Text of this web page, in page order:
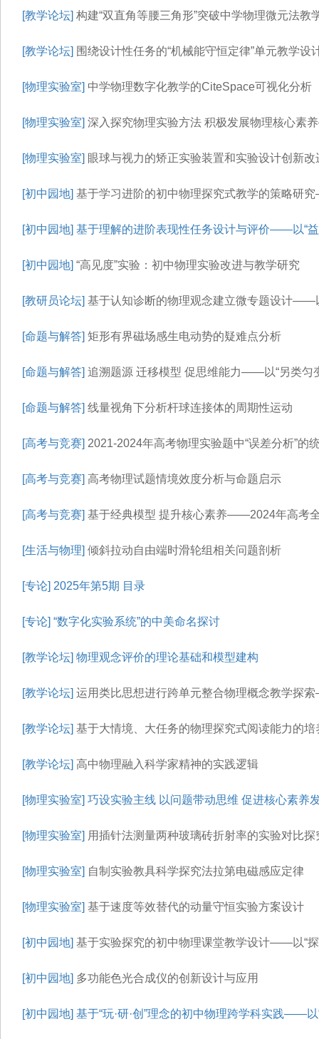
[教学论坛] 构建“双直角等腰三角形”突破中学物理微元法教
[教学论坛] 围绕设计性任务的“机械能守恒定律”单元教学设
[物理实验室] 中学物理数字化教学的CiteSpace可视化分析
[物理实验室] 深入探究物理实验方法 积极发展物理核心
[物理实验室] 眼球与视力的矫正实验装置和实验设计创新
[初中园地] 基于学习进阶的初中物理探究式教学的策略研
[初中园地] 基于理解的进阶表现性任务设计与评价——以“
[初中园地] “高见度”实验：初中物理实验改进与教学研究
[教研员论坛] 基于认知诊断的物理观念建立微专题设计——
[命题与解答] 矩形有界磁场感生电动势的疑难点分析
[命题与解答] 追溯题源 迁移模型 促思维能力——以“另类匀
[命题与解答] 线量视角下分析杆球连接体的周期性运动
[高考与竞赛] 2021-2024年高考物理实验题中“误差分析”的
[高考与竞赛] 高考物理试题情境效度分析与命题启示
[高考与竞赛] 基于经典模型 提升核心素养——2024年高考
[生活与物理] 倾斜拉动自由端时滑轮组相关问题剖析
[专论] 2025年第5期 目录
[专论] “数字化实验系统”的中美命名探讨
[教学论坛] 物理观念评价的理论基础和模型建构
[教学论坛] 运用类比思想进行跨单元整合物理概念教学探
[教学论坛] 基于大情境、大任务的物理探究式阅读能力的
[教学论坛] 高中物理融入科学家精神的实践逻辑
[物理实验室] 巧设实验主线 以问题带动思维 促进核心素
[物理实验室] 用插针法测量两种玻璃砖折射率的实验对比探
[物理实验室] 自制实验教具科学探究法拉第电磁感应定律
[物理实验室] 基于速度等效替代的动量守恒实验方案设计
[初中园地] 基于实验探究的初中物理课堂教学设计——以“
[初中园地] 多功能色光合成仪的创新设计与应用
[初中园地] 基于“玩·研·创”理念的初中物理跨学科实践——